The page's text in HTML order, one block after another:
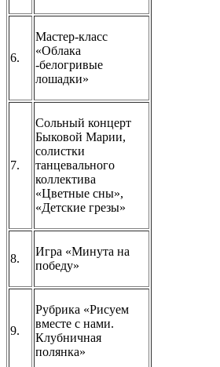
6.
Мастер-класс
«Облака
-белогривые
лошадки»
7.
Сольный концерт
Быковой Марии,
солистки
танцевального
коллектива
«Цветные сны»,
«Детские грезы»
8.
Игра «Минута на
победу»
9.
Рубрика «Рисуем
вместе с нами.
Клубничная
полянка»